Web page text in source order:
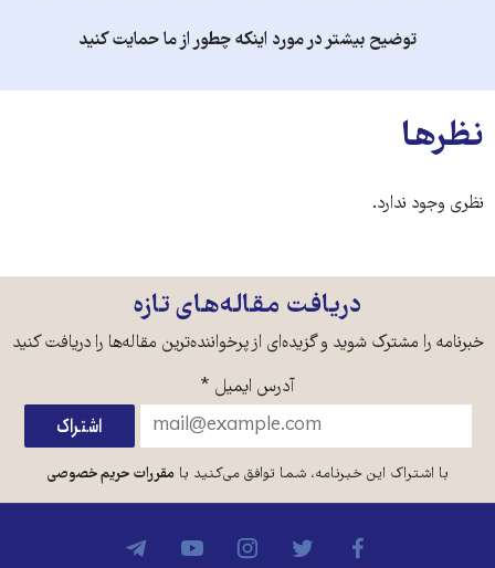
توضیح بیشتر در مورد اینکه چطور از ما حمایت کنید
نظرها
نظری وجود ندارد.
دریافت مقاله‌های تازه
خبرنامه را مشترک شوید و گزیده‌ای از پرخواننده‌ترین مقاله‌ها را دریافت کنید
آدرس ایمیل *
با اشتراک این خبرنامه، شما توافق می‌کنید بامقررات حریم خصوصی